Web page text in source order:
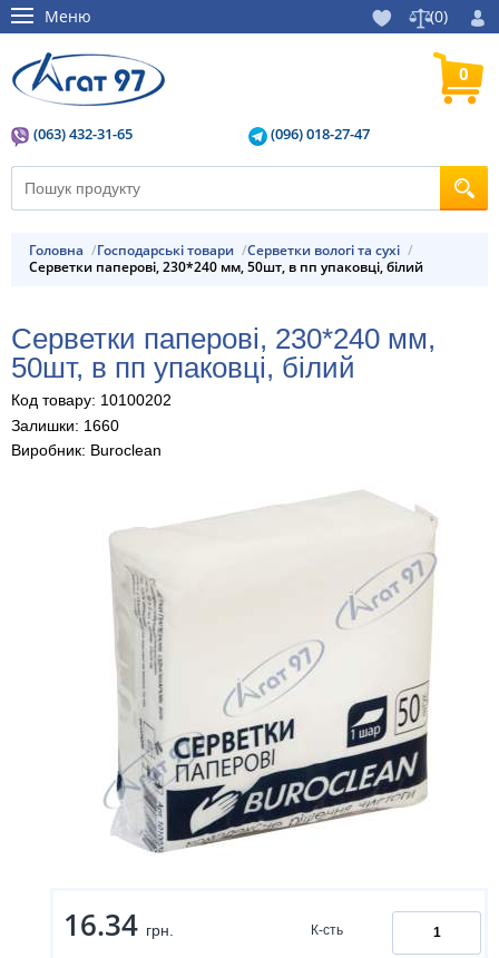
Меню (0)
(063) 432-31-65 (096) 018-27-47
0
Головна Господарські товари
Серветки вологі та сухі
Серветки паперові, 230*240 мм, 50шт, в пп упаковці, білий
Серветки паперові, 230*240 мм,
50шт, в пп упаковці, білий
Код товару: 10100202
Залишки: 1660
Виробник: Buroclean
16.34 грн. К-сть